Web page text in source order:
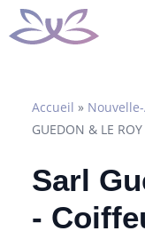
Aller
au
Accueil »
GUEDON & LE
Sarl
-